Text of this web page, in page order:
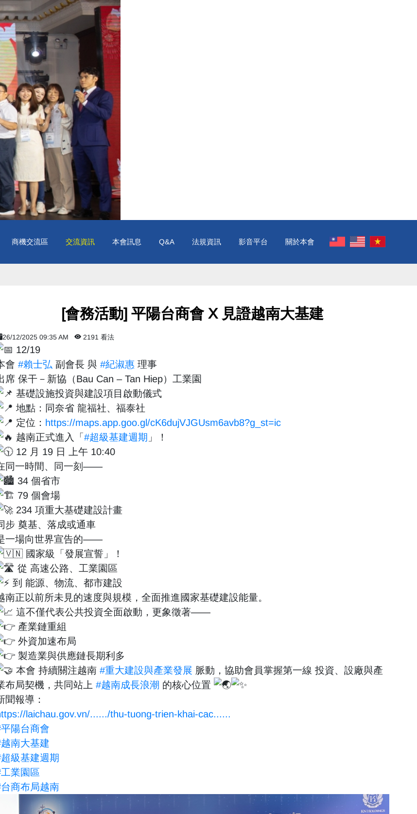
商機交流區 交流資訊 本會訊息 Q&A 法規資訊 影音平台 關於本會
​ [會務活動] 平陽台商會 X 見證越南大基建 ​
26/12/2025 09:35 AM 2191 看法
12/19
會 #賴士弘 副會長 與 #紀淑惠 理事
席 保干－新協（Bau Can – Tan Hiep）工業園
基礎設施投資與建設項目啟動儀式
地點：同奈省 龍福社、福泰社
定位： https://maps.app.goo.gl/cK6dujVJGUsm6avb8?g_st=ic
越南正式進入「#超級基建週期 」！
12 月 19 日 上午 10:40
同一時間、同一刻——
34 個省市
79 個會場
234 項重大基礎建設計畫
步 奠基、落成或通車
一場向世界宣告的——
國家級「發展宣誓」！
從 高速公路、工業園區
到 能源、物流、都市建設
南正以前所未見的速度與規模，全面推進國家基礎建設能量。
這不僅代表公共投資全面啟動，更象徵著——
產業鏈重組
外資加速布局
製造業與供應鏈長期利多
本會 持續關注越南 #重大建設與產業發展 脈動，協助會員掌握第一線 投資、設廠與產
布局契機，共同站上 #越南成長浪潮 的核心位置
聞報導：
laichau.gov.vn/....../thu-tuong-trien-khai-cac......
陽台商會
南大基建
級基建週期
業園區
商布局越南